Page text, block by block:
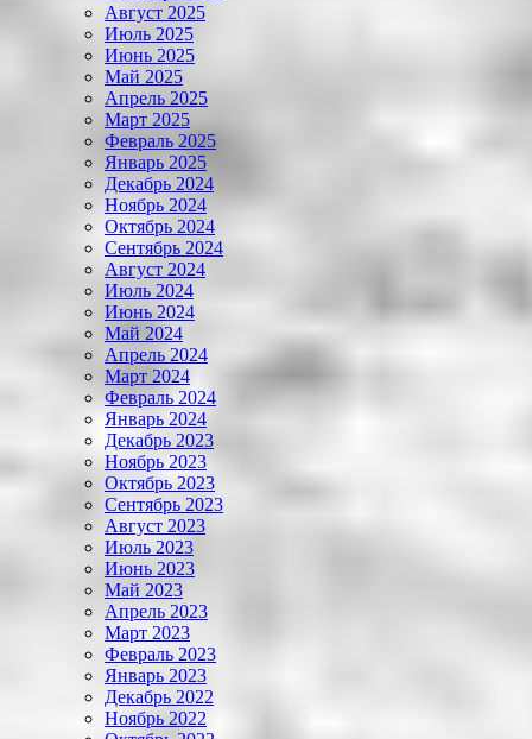
Август 2025
Июль 2025
Июнь 2025
Май 2025
Апрель 2025
Март 2025
Февраль 2025
Январь 2025
Декабрь 2024
Ноябрь 2024
Октябрь 2024
Сентябрь 2024
Август 2024
Июль 2024
Июнь 2024
Май 2024
Апрель 2024
Март 2024
Февраль 2024
Январь 2024
Декабрь 2023
Ноябрь 2023
Октябрь 2023
Сентябрь 2023
Август 2023
Июль 2023
Июнь 2023
Май 2023
Апрель 2023
Март 2023
Февраль 2023
Январь 2023
Декабрь 2022
Ноябрь 2022